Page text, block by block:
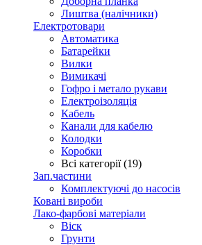
Лиштва (налічники)
Електротовари
Автоматика
Батарейки
Вилки
Вимикачі
Гофро і метало рукави
Електроізоляція
Кабель
Канали для кабелю
Колодки
Коробки
Всі категорії (19)
Зап.частини
Комплектуючі до насосів
Ковані вироби
Лако-фарбові матеріали
Віск
Грунти